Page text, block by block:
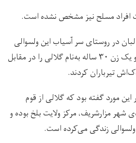
افراد مسلح نیز مشخص نشده است.
در روستای سر آسیاب این ولسوالی
در یک خانه هجوم برده و یک زن ۳۰ ساله به‌نام گلالی را در مقابل
تیرباران کردند.
مورد گفته بود که گلالی از قوم
مزارشریف، مرکز ولایت بلخ بوده و
زندگی‌ می‌کرده است.